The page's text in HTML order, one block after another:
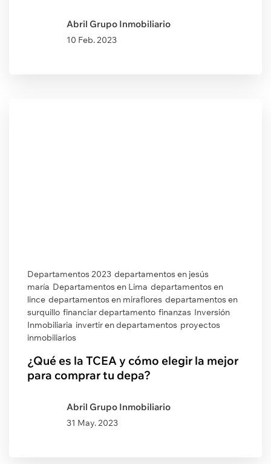
Abril Grupo Inmobiliario
10 Feb. 2023
Departamentos 2023 departamentos en jesús
maría Departamentos en Lima departamentos en
lince departamentos en miraflores departamentos en
surquillo financiar departamento finanzas Inversión
Inmobiliaria invertir en departamentos proyectos
inmobiliarios
¿Qué es la TCEA y cómo elegir la mejor
para comprar tu depa?
Abril Grupo Inmobiliario
31 May. 2023